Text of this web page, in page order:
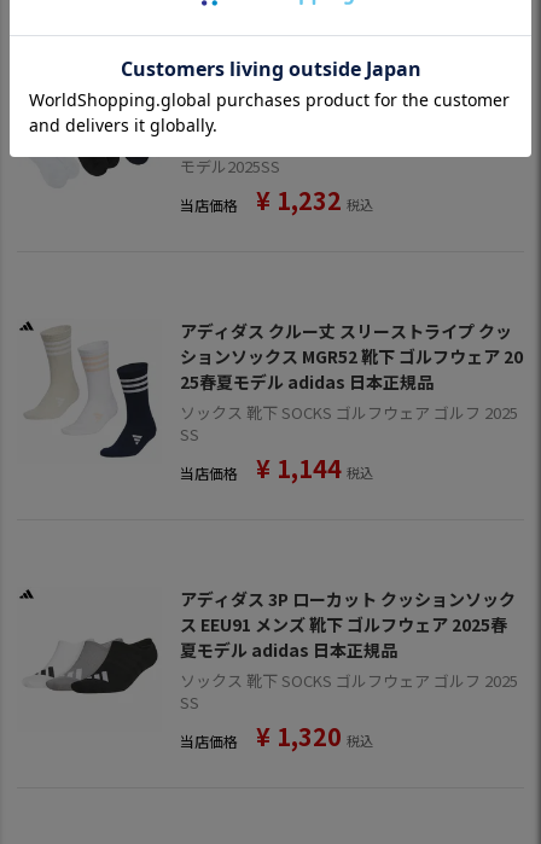
テーラーメイド ベーシック クルーソックス
UN570 メンズ 靴下 ゴルフ ゴルフウェア 202
5春夏モデル TaylorMade 日本正規品
ソックス 靴下 SOCKS レッグウェア ゴルフ 日本
モデル2025SS
当店価格 ¥ 1,232 税込
アディダス クルー丈 スリーストライプ クッ
ションソックス MGR52 靴下 ゴルフウェア 20
25春夏モデル adidas 日本正規品
ソックス 靴下 SOCKS ゴルフウェア ゴルフ 2025
SS
当店価格 ¥ 1,144 税込
アディダス 3P ローカット クッションソック
ス EEU91 メンズ 靴下 ゴルフウェア 2025春
夏モデル adidas 日本正規品
ソックス 靴下 SOCKS ゴルフウェア ゴルフ 2025
SS
当店価格 ¥ 1,320 税込